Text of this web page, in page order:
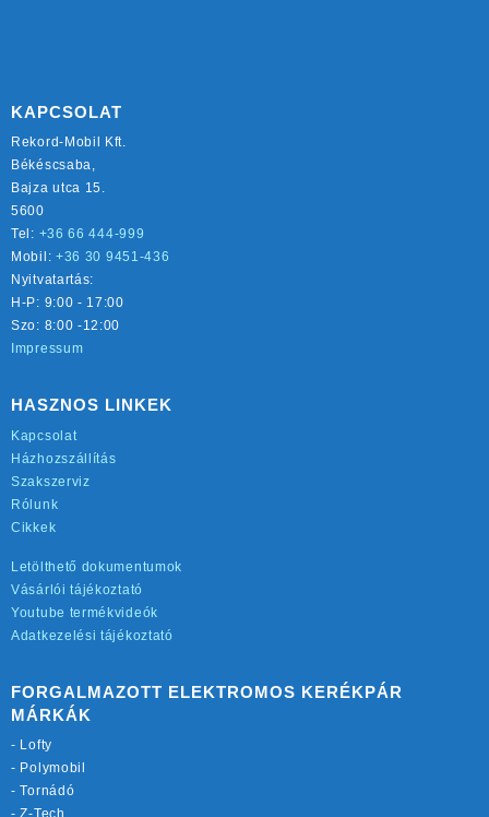
KAPCSOLAT
Rekord-Mobil Kft.
Békéscsaba,
Bajza utca 15.
5600
Tel: +36 66 444-999
Mobil: +36 30 9451-436
Nyitvatartás:
H-P: 9:00 - 17:00
Szo: 8:00 -12:00
Impressum
HASZNOS LINKEK
Kapcsolat
Házhozszállítás
Szakszerviz
Rólunk
Cikkek
Letölthető dokumentumok
Vásárlói tájékoztató
Youtube termékvideók
Adatkezelési tájékoztató
FORGALMAZOTT ELEKTROMOS KERÉKPÁR
MÁRKÁK
- Lofty
- Polymobil
-Tornádó